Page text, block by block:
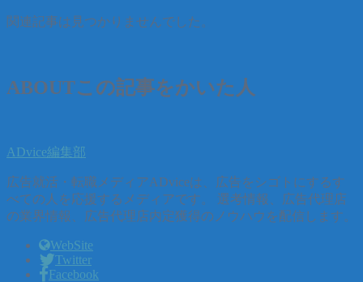
関連記事は見つかりませんでした。
ABOUTこの記事をかいた人
ADvice編集部
広告就活・転職メディアADviceは、広告をシゴトにするす
べての人を応援するメディアです。 選考情報、広告代理店
の業界情報、広告代理店内定獲得のノウハウを配信します。
WebSite
Twitter
Facebook